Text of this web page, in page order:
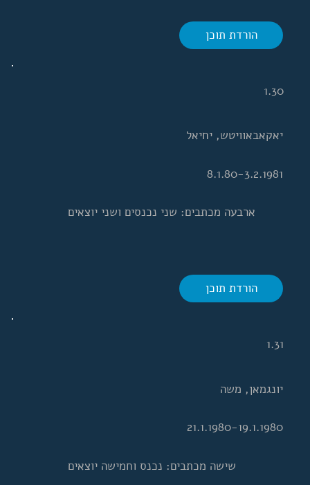
הורדת תוכן
הורדת תוכן
ארבעה מכתבים: שני נכנסים ושני יוצאים
8.1.80-3.2.1981
יאקאבאוויטש, יחיאל
1.30
שישה מכתבים: נכנס וחמישה יוצאים
21.1.1980-19.1.1980
יונגמאן, משה
1.31